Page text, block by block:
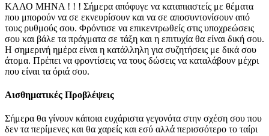
ΚΑΛΟ ΜΗΝΑ ! ! ! Σήμερα απόφυγε να καταπιαστείς με θέματα
που μπορούν να σε εκνευρίσουν και να σε αποσυντονίσουν από
τους ρυθμούς σου. Φρόντισε να επικεντρωθείς στις υποχρεώσεις
σου και βάλε τα πράγματα σε τάξη και η επιτυχία θα είναι δική σου.
Η σημερινή ημέρα είναι η κατάλληλη για συζητήσεις με δικά σου
άτομα. Πρέπει να φροντίσεις να τους δώσεις να καταλάβουν μέχρι
που είναι τα όριά σου.
Αισθηματικές Προβλέψεις
Σήμερα θα γίνουν κάποια ευχάριστα γεγονότα στην σχέση σου που
δεν τα περίμενες και θα χαρείς και εσύ αλλά περισσότερο το ταίρι